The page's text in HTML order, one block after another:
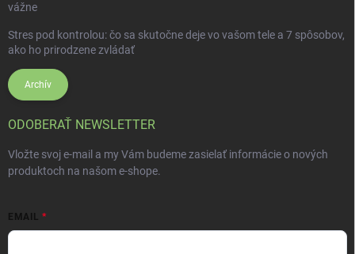
vážne
Stres pod kontrolou: čo sa skutočne deje vo vašom tele a 7 spôsobov,
ako ho prirodzene zvládať
Archív
ODOBERAŤ NEWSLETTER
Vložte svoj e-mail a my Vám budeme zasielať informácie o nových
produktoch na našom e-shope.
EMAIL